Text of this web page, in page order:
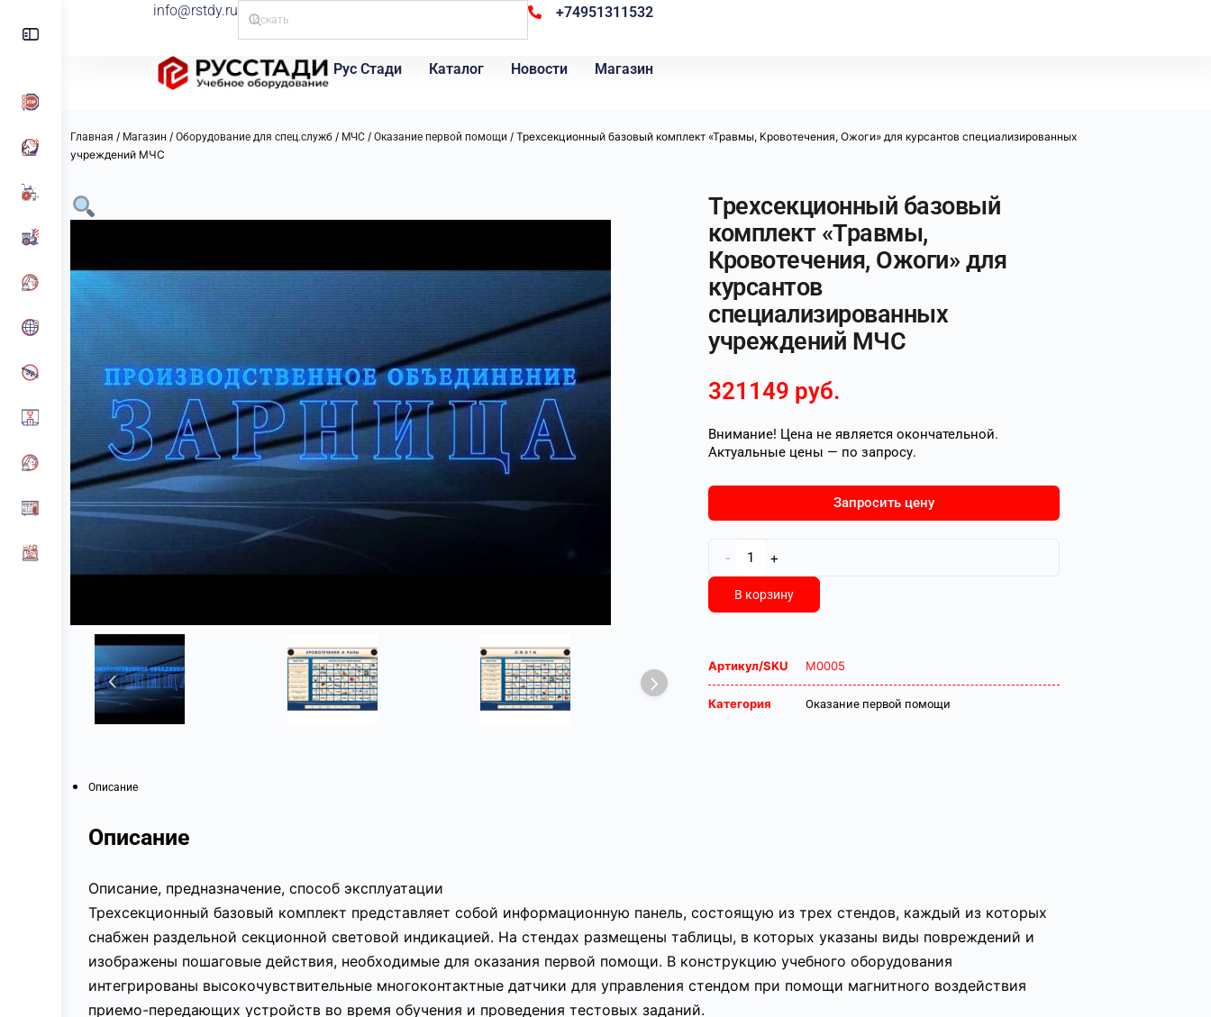
info@rstdy.ru +74951311532
Рус Стади Каталог Новости Магазин
Главная / Магазин / Оборудование для спец.служб / МЧС / Оказание первой помощи / Трехсекционный базовый комплект «Травмы, Кровотечения, Ожоги» для курсантов специализированных
учреждений МЧС
Трехсекционный базовый
комплект «Травмы,
Кровотечения, Ожоги» для
курсантов
специализированных
учреждений МЧС
321149 руб.
Внимание! Цена не является окончательной.
Актуальные цены — по запросу.
Запросить цену
- +
В корзину
Артикул/SKU М0005
Категория Оказание первой помощи
Описание
Описание
Описание, предназначение, способ эксплуатации
Трехсекционный базовый комплект представляет собой информационную панель, состоящую из трех стендов, каждый из которых
снабжен раздельной секционной световой индикацией. На стендах размещены таблицы, в которых указаны виды повреждений и
изображены пошаговые действия, необходимые для оказания первой помощи. В конструкцию учебного оборудования
интегрированы высокочувствительные многоконтактные датчики для управления стендом при помощи магнитного воздействия
приемо-передающих устройств во время обучения и проведения тестовых заданий.